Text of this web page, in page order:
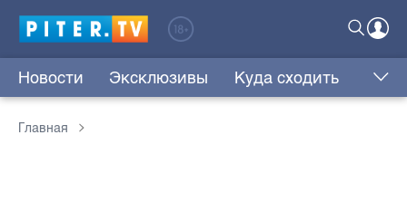
Новости Эксклюзивы Куда сходить
Главная